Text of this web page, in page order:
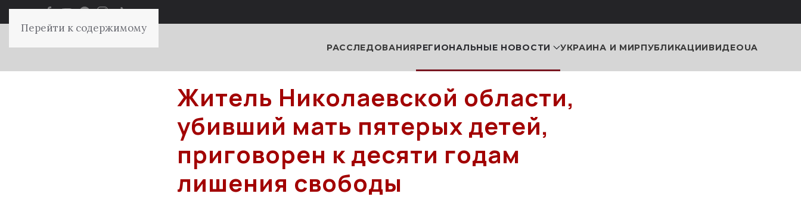
Перейти к содержимому
РАССЛЕДОВАНИЯРЕГИОНАЛЬНЫЕ НОВОСТИ УКРАИНА И МИРПУБЛИКАЦИИВИДЕОUA
Житель Николаевской области,
убивший мать пятерых детей,
приговорен к десяти годам
лишения свободы